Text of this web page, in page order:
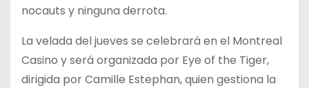
nocauts y ninguna derrota.
La velada del jueves se celebrará en el Montreal
Casino y será organizada por Eye of the Tiger,
dirigida por Camille Estephan, quien gestiona la